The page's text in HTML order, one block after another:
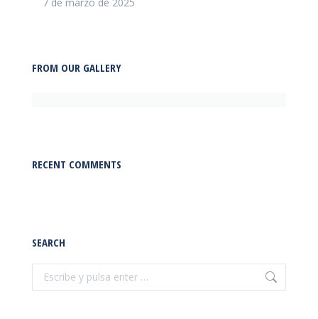
FROM OUR GALLERY
RECENT COMMENTS
SEARCH
Buscar: